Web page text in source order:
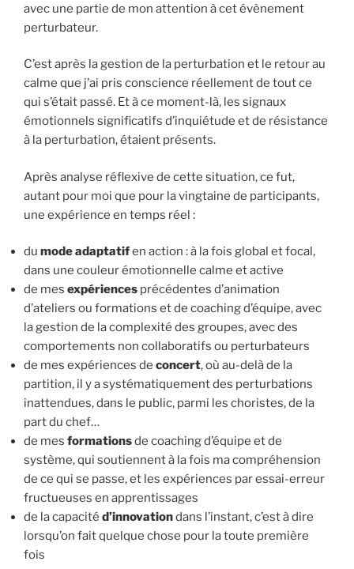
avec une partie de mon attention à cet évènement
perturbateur.
C’est après la gestion de la perturbation et le retour au
calme que j’ai pris conscience réellement de tout ce
qui s’était passé. Et à ce moment-là, les signaux
émotionnels significatifs d’inquiétude et de résistance
à la perturbation, étaient présents.
Après analyse réflexive de cette situation, ce fut,
autant pour moi que pour la vingtaine de participants,
une expérience en temps réel :
du mode adaptatifen action : à la fois global et focal,
dans une couleur émotionnelle calme et active
de mes expériences précédentes d’animation
d’ateliers ou formations et de coaching d’équipe, avec
la gestion de la complexité des groupes, avec des
comportements non collaboratifs ou perturbateurs
de mes expériences de concert, où au-delà de la
partition, il y a systématiquement des perturbations
inattendues, dans le public, parmi les choristes, de la
part du chef…
de mes formationsde coaching d’équipe et de
système, qui soutiennent à la fois ma compréhension
de ce qui se passe, et les expériences par essai-erreur
fructueuses en apprentissages
de la capacité d’innovationdans l’instant, c’est à dire
lorsqu’on fait quelque chose pour la toute première
fois